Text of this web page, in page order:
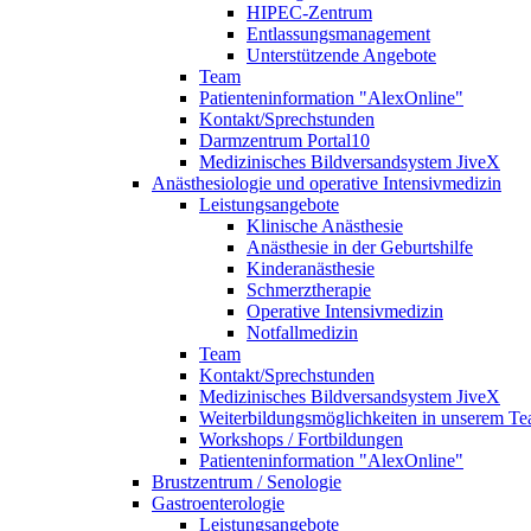
HIPEC-Zentrum
Entlassungsmanagement
Unterstützende Angebote
Team
Patienteninformation "AlexOnline"
Kontakt/Sprechstunden
Darmzentrum Portal10
Medizinisches Bildversandsystem JiveX
Anästhesiologie und operative Intensivmedizin
Leistungsangebote
Klinische Anästhesie
Anästhesie in der Geburtshilfe
Kinderanästhesie
Schmerztherapie
Operative Intensivmedizin
Notfallmedizin
Team
Kontakt/Sprechstunden
Medizinisches Bildversandsystem JiveX
Weiterbildungsmöglichkeiten in unserem
Workshops / Fortbildungen
Patienteninformation "AlexOnline"
Brustzentrum / Senologie
Gastroenterologie
Leistungsangebote